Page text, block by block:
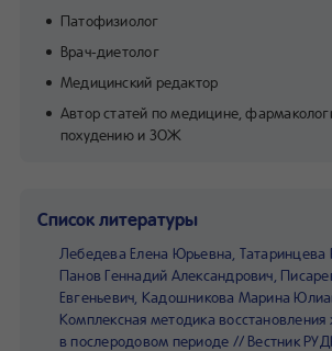
Патофизиолог
Врач-диетолог
Медицинский редактор
Автор статей по медицине,
похудению и ЗОЖ
Список литературы
Лебедева Елена Юрьевна, Татаринцева
Панов Геннадий Александрович,
Евгеньевич, Кадошникова Марина
Комплексная методика
в послеродовом периоде // Вестник